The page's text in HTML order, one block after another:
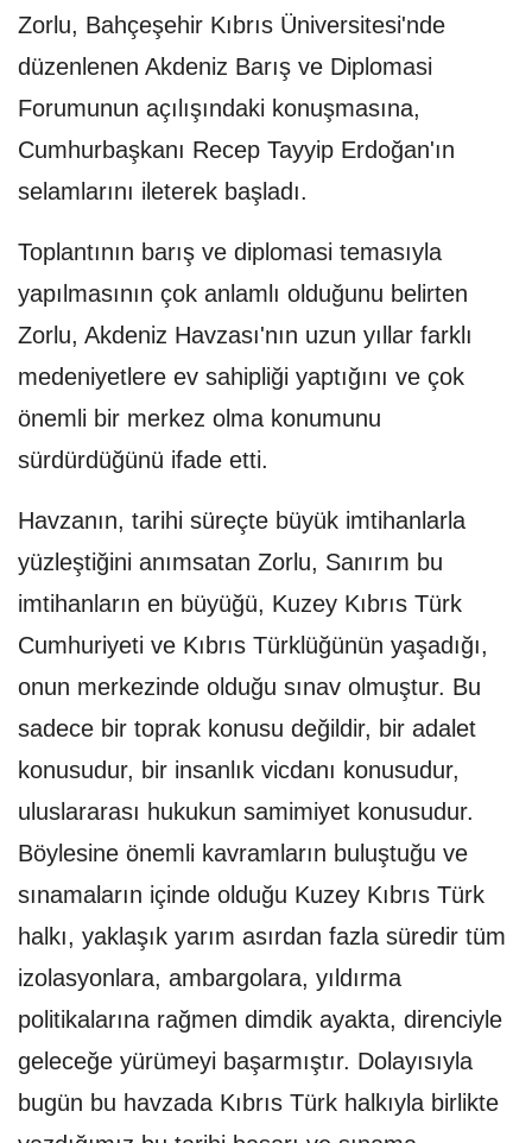
Zorlu, Bahçeşehir Kıbrıs Üniversitesi'nde
düzenlenen Akdeniz Barış ve Diplomasi
Forumunun açılışındaki konuşmasına,
Cumhurbaşkanı Recep Tayyip Erdoğan'ın
selamlarını ileterek başladı.
Toplantının barış ve diplomasi temasıyla
yapılmasının çok anlamlı olduğunu belirten
Zorlu, Akdeniz Havzası'nın uzun yıllar farklı
medeniyetlere ev sahipliği yaptığını ve çok
önemli bir merkez olma konumunu
sürdürdüğünü ifade etti.
Havzanın, tarihi süreçte büyük imtihanlarla
yüzleştiğini anımsatan Zorlu, Sanırım bu
imtihanların en büyüğü, Kuzey Kıbrıs Türk
Cumhuriyeti ve Kıbrıs Türklüğünün yaşadığı,
onun merkezinde olduğu sınav olmuştur. Bu
sadece bir toprak konusu değildir, bir adalet
konusudur, bir insanlık vicdanı konusudur,
uluslararası hukukun samimiyet konusudur.
Böylesine önemli kavramların buluştuğu ve
sınamaların içinde olduğu Kuzey Kıbrıs Türk
halkı, yaklaşık yarım asırdan fazla süredir tüm
izolasyonlara, ambargolara, yıldırma
politikalarına rağmen dimdik ayakta, direnciyle
geleceğe yürümeyi başarmıştır. Dolayısıyla
bugün bu havzada Kıbrıs Türk halkıyla birlikte